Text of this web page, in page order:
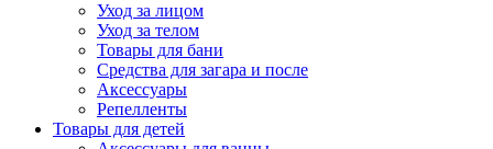
Уход за лицом
Уход за телом
Товары для бани
Средства для загара и после
Аксессуары
Репелленты
Товары для детей